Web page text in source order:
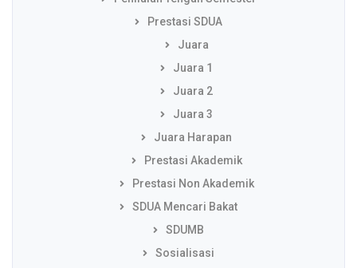
Prestasi SDUA
Juara
Juara 1
Juara 2
Juara 3
Juara Harapan
Prestasi Akademik
Prestasi Non Akademik
SDUA Mencari Bakat
SDUMB
Sosialisasi